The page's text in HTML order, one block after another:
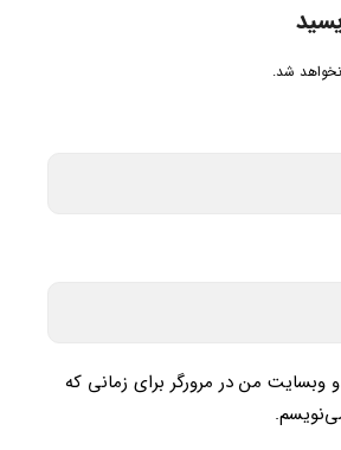
شد.
وبسایت من در مرورگر برای زمانی که